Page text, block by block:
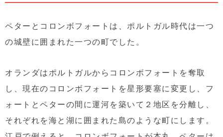
ペターとコロンボフォートは、ポルトガル時代は一つ
の城壁に囲まれた一つの町でした。
オランダはポルトガルからコロンボフォートを奪取
し、現在のコロンボフォートを星形要塞に変更し、フ
ォートとペターの間に運河を築いて２地区を分離し、
それぞれを海と湖に囲まれた島のような町にします。